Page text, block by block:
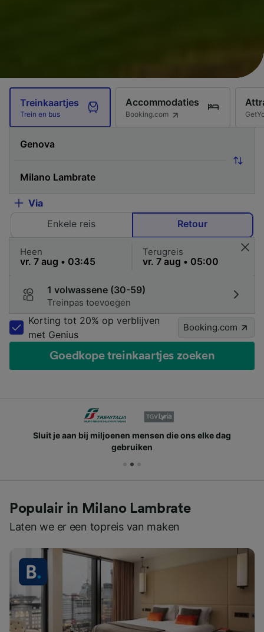
Treinkaartjes
Trein en bus
Accommodaties
Booking.com
Via
Enkele reis
Retour
Heen Terugreis
1 volwassene (30-59)
Treinpas toevoegen
Korting tot 20% op verblijven
met Genius
Booking.com
Goedkope treinkaartjes zoeken
Sluit je aan bij miljoenen mensen die ons elke dag
gebruiken
Populair in Milano Lambrate
Laten we er een topreis van maken